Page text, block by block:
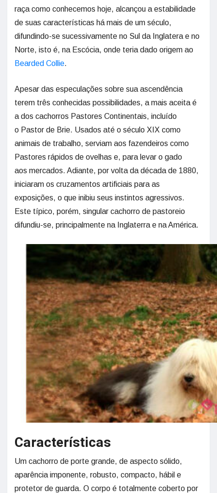
raça como conhecemos hoje, alcançou a estabilidade
de suas características há mais de um século,
difundindo-se sucessivamente no Sul da Inglatera e no
Norte, isto é, na Escócia, onde teria dado origem ao
Bearded Collie.
Apesar das especulações sobre sua ascendência
terem três conhecidas possibilidades, a mais aceita é
a dos cachorros Pastores Continentais, incluído
o Pastor de Brie. Usados até o século XIX como
animais de trabalho, serviam aos fazendeiros como
Pastores rápidos de ovelhas e, para levar o gado
aos mercados. Adiante, por volta da década de 1880,
iniciaram os cruzamentos artificiais para as
exposições, o que inibiu seus instintos agressivos.
Este típico, porém, singular cachorro de pastoreio
difundiu-se, principalmente na Inglaterra e na América.
Características
Um cachorro de porte grande, de aspecto sólido,
aparência imponente, robusto, compacto, hábil e
protetor de guarda. O corpo é totalmente coberto por